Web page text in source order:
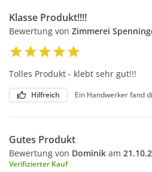
Klasse Produkt!!!!
Bewertung von Zimmerei
Tolles Produkt - klebt sehr gut!!!
Hilfreich Ein Handwerker fand
Gutes Produkt
Bewertung von Dominik am
Verifizierter Kauf